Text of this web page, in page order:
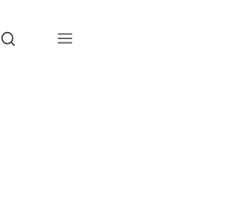
Search Menu